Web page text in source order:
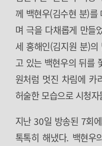
께 백현우(김수현 분)를
며 극을 다채롭게 만들
세 홍해인(김지원 분)
고 있는 백현우의 뒤를
원처럼 멋진 차림에 카
허술한 모습으로 시청
지난 30일 방송된 7회
톡톡히 해냈다. 백현우